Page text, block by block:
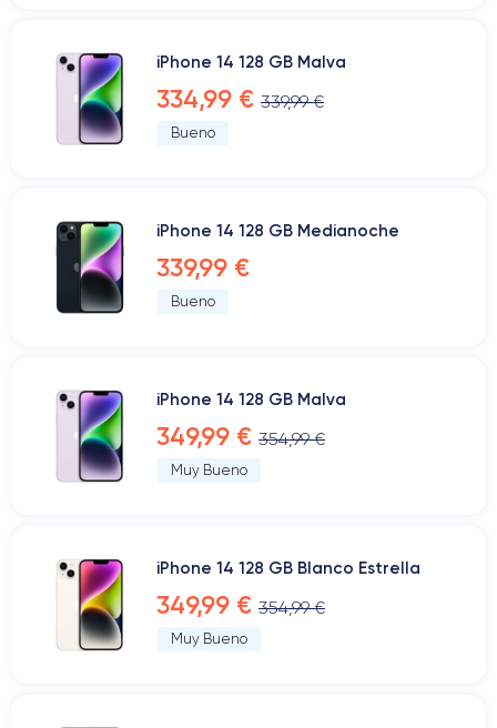
iPhone 14 128 GB Malva
334,99 € 339,99 €
Bueno
iPhone 14 128 GB Medianoche
339,99 €
Bueno
iPhone 14 128 GB Malva
349,99 € 354,99 €
Muy Bueno
iPhone 14 128 GB Blanco Estrella
349,99 € 354,99 €
Muy Bueno